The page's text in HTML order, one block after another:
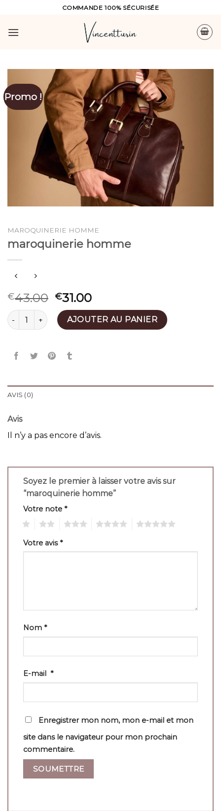
content
COMMANDE 100% SÉCURISÉE
Promo !
MAROQUINERIE HOMME
maroquinerie homme
€43.00 €31.00
quantité de maroquinerie homme
AJOUTER AU PANIER
AVIS (0)
Avis
Il n’y a pas encore d’avis.
Soyez le premier à laisser votre avis sur
“maroquinerie homme”
Votre note *
Votre avis*
Nom *
E-mail *
Enregistrer mon nom, mon e-mail et mon
site dans le navigateur pour mon prochain
commentaire.